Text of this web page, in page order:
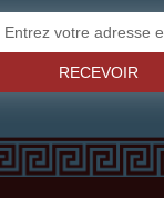
RECEVOIR